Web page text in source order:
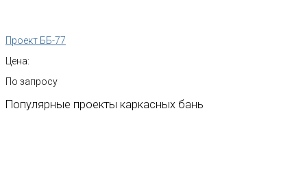
Проект ББ-77
Цена:
По запросу
Популярные проекты каркасных бань